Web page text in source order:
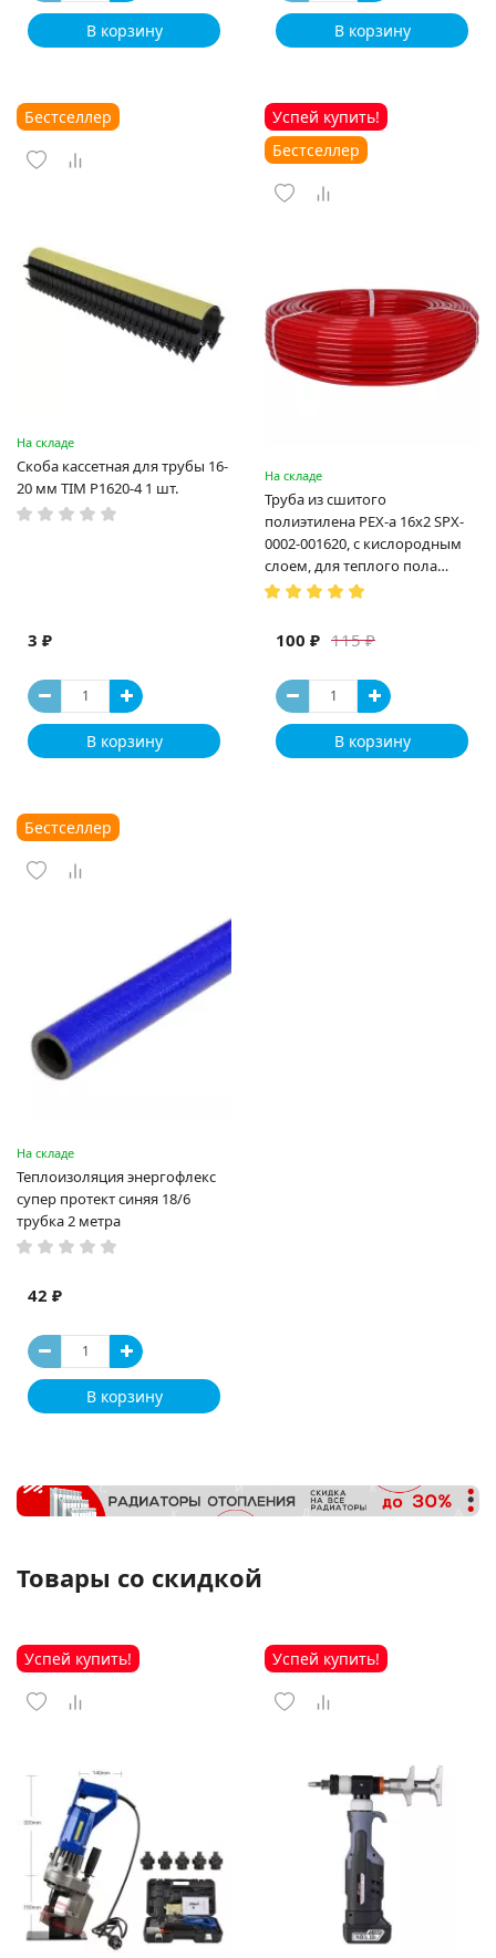
В корзину В корзину
Бестселлер
На складе
Скоба кассетная для трубы 16-
20 мм TIM P1620-4 1 шт.
3 ₽
В корзину
Успей купить!
Бестселлер
На складе
Труба из сшитого
полиэтилена PEX-a 16х2 SPX-
0002-001620, с кислородным
слоем, для теплого пола
(Испания)
115 ₽
100 ₽
В корзину
Бестселлер
На складе
Теплоизоляция энергофлекс
супер протект синяя 18/6
трубка 2 метра
42 ₽
В корзину
Товары со скидкой
Успей купить! Успей купить!